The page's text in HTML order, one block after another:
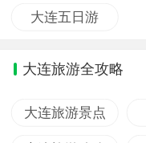
大连五日游
大连旅游全攻略
大连旅游景点